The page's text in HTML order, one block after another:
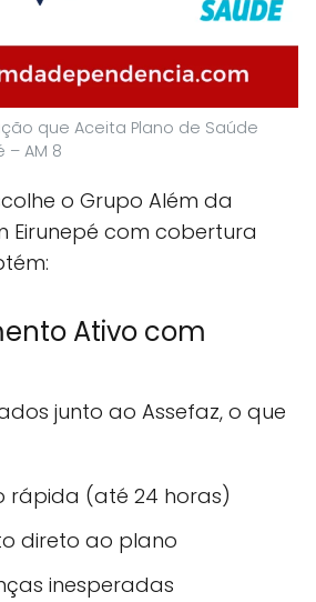
que Aceita Plano de Saúde
– AM 8
o Grupo Além da
Eirunepé com cobertura
Ativo com
junto ao Assefaz, o que
rápida (até 24 horas)
direto ao plano
inesperadas